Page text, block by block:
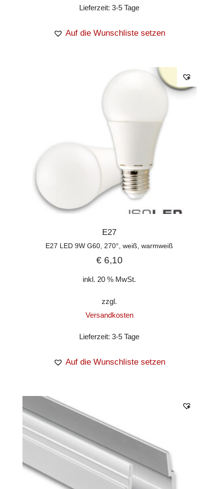
Lieferzeit:3-5 Tage
Auf die Wunschliste setzen
E27
E27 LED 9W G60, 270°, weiß, warmweiß
€6,10
inkl. 20 % MwSt.
zzgl.
Versandkosten
Lieferzeit:3-5 Tage
Auf die Wunschliste setzen